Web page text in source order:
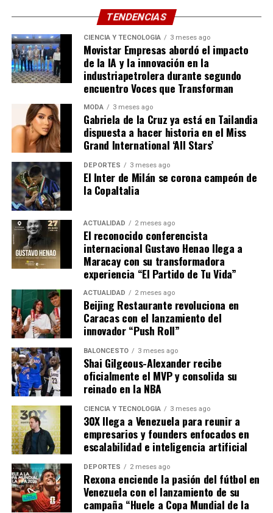
Este triunfo en territorio colombiano respalda el sólido
catálogo de la agrupación, que ya suma cinco temas en
el primer lugar de las carteleras radiales del país:
“Renuncio”, “Mi credo”, “Me vas a extrañar”, “Con la
misma moneda” y “A través del vaso”. Entre ellos destaca
de forma especial “Renuncio”, una brillante obra del
recordado compositor vallenato Omar Geles llevada a la
salsa. Con más de 150 millones de reproducciones en
plataformas digitales, este tema evidencia la profunda
sensibilidad de su autor para conectar con el público,
consolidándose como un auténtico clásico.
TENDENCIAS
CIENCIA Y TECNOLOGÍA 3 meses ago
Movistar Empresas abordó el impacto
de la IA y la innovación en la
industriapetrolera durante segundo
encuentro Voces que Transforman
MODA 3 meses ago
Gabriela de la Cruz ya está en Tailandia
dispuesta a hacer historia en el Miss
Grand International ‘All Stars’
DEPORTES 3 meses ago
El Inter de Milán se corona campeón de
la CopaItalia
ACTUALIDAD 2 meses ago
El reconocido conferencista
internacional Gustavo Henao llega a
Maracay con su transformadora
experiencia “El Partido de Tu Vida”
ACTUALIDAD 2 meses ago
Beijing Restaurante revoluciona en
Caracas con el lanzamiento del
innovador “Push Roll”
BALONCESTO 3 meses ago
Shai Gilgeous-Alexander recibe
oficialmente el MVP y consolida su
reinado en la NBA
CIENCIA Y TECNOLOGÍA 3 meses ago
30X llega a Venezuela para reunir a
empresarios y founders enfocados en
escalabilidad e inteligencia artificial
DEPORTES 2 meses ago
Rexona enciende la pasión del fútbol en
Venezuela con el lanzamiento de su
campaña “Huele a Copa Mundial de la